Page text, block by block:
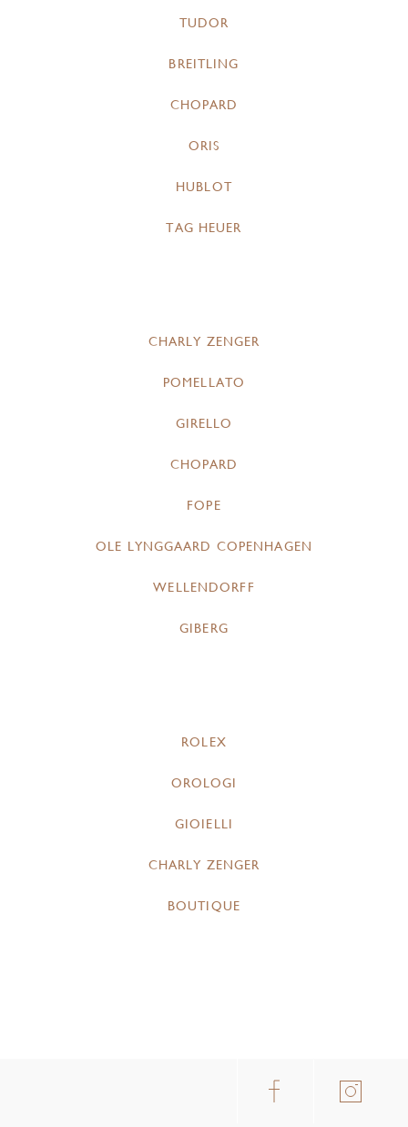
TUDOR
BREITLING
CHOPARD
ORIS
HUBLOT
TAG HEUER
CHARLY ZENGER
POMELLATO
GIRELLO
CHOPARD
FOPE
OLE LYNGGAARD COPENHAGEN
WELLENDORFF
GIBERG
ROLEX
OROLOGI
GIOIELLI
CHARLY ZENGER
BOUTIQUE